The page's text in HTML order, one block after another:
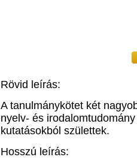
Rövid leírás:
A tanulmánykötet két
nyelv- és
kutatásokból születtek.
Hosszú leírás: